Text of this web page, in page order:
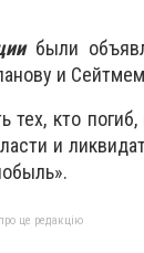
были
и
тех, кто
и
це редакцію